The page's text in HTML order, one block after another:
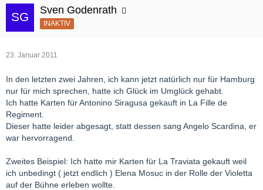
Sven Godenrath
INAKTIV
23. Januar 2011
In den letzten zwei Jahren, ich kann jetzt natürlich nur für Hamburg
nur für mich sprechen, hatte ich Glück im Umglück gehabt.
Ich hatte Karten für Antonino Siragusa gekauft in La Fille de
Regiment.
Dieser hatte leider abgesagt, statt dessen sang Angelo Scardina, er
war hervorragend.
Zweites Beispiel: Ich hatte mir Karten für La Traviata gekauft weil
ich unbedingt ( jetzt endlich ) Elena Mosuc in der Rolle der Violetta
auf der Bühne erleben wollte.